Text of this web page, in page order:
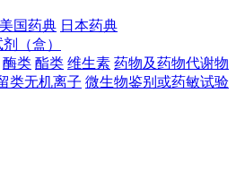
美国药典 日本药典
（盒）
酶类 酯类 维生素 药物及药物代谢物
类无机离子 微生物鉴别或药敏试验